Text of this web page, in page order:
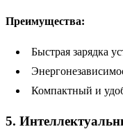
Преимущества:
Быстрая зарядка
Компактный и
5.